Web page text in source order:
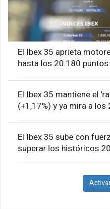
El Ibex 35 aprieta
hasta los 20.180 puntos
El Ibex 35 mantiene el
(+1,17%) y ya mira a
El Ibex 35 sube con
superar los históricos